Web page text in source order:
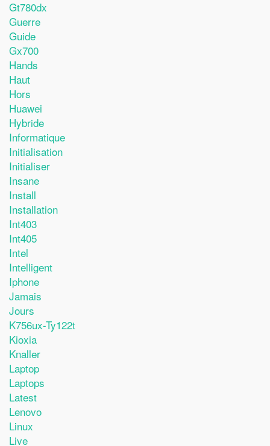
Gt780dx
Guerre
Guide
Gx700
Hands
Haut
Hors
Huawei
Hybride
Informatique
Initialisation
Initialiser
Insane
Install
Installation
Int403
Int405
Intel
Intelligent
Iphone
Jamais
Jours
K756ux-Ty122t
Kioxia
Knaller
Laptop
Laptops
Latest
Lenovo
Linux
Live